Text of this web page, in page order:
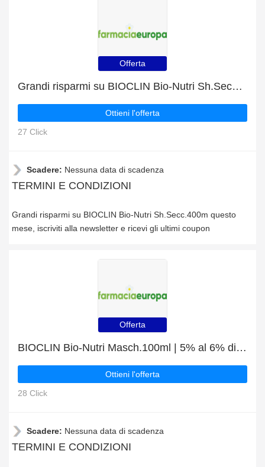
Offerta
Grandi risparmi su BIOCLIN Bio-Nutri Sh.Secc.400m questo mese
Ottieni l'offerta
27 Click
Scadere: Nessuna data di scadenza
TERMINI E CONDIZIONI
Grandi risparmi su BIOCLIN Bio-Nutri Sh.Secc.400m questo
mese, iscriviti alla newsletter e ricevi gli ultimi coupon
Offerta
BIOCLIN Bio-Nutri Masch.100ml | 5% al 6% di sconto
Ottieni l'offerta
28 Click
Scadere: Nessuna data di scadenza
TERMINI E CONDIZIONI